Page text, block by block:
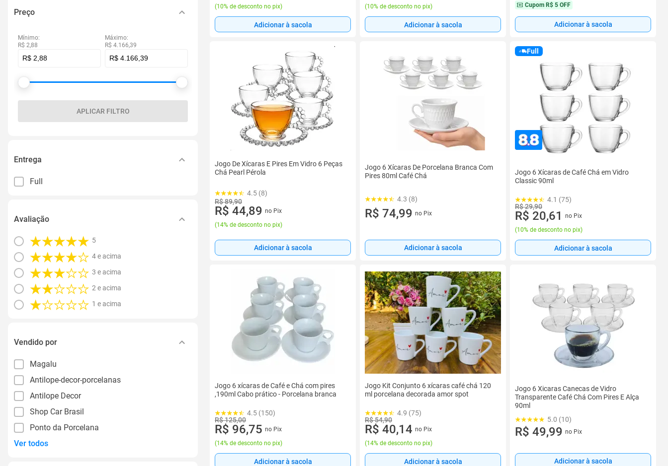
Preço
Mínimo:
R$ 2,88
Máximo:
R$ 4.166,39
APLICAR FILTRO
Entrega
Full
Avaliação
5
4 e acima
3 e acima
2 e acima
1 e acima
Vendido por
Magalu
Antilope-decor-porcelanas
Antilope Decor
Shop Car Brasil
Ponto da Porcelana
Ver todos
(10% de desconto no pix)
Adicionar à sacola
(10% de desconto no pix)
Adicionar à sacola
Cupom R$ 5 OFF
Adicionar à sacola
Jogo De Xícaras E Pires Em Vidro 6 Peças
Chá Pearl Pérola
4.5 (8)
R$ 89,90
R$ 44,89 no Pix
(14% de desconto no pix)
Adicionar à sacola
Jogo 6 Xícaras De Porcelana Branca Com
Pires 80ml Café Chá
4.3 (8)
R$ 74,99 no Pix
Adicionar à sacola
Full
Jogo 6 Xícaras de Café Chá em Vidro
Classic 90ml
4.1 (75)
R$ 29,90
R$ 20,61
no Pix
(10% de desconto no pix)
Adicionar à sacola
Jogo 6 xícaras de Café e Chá com pires
,190ml Cabo prático - Porcelana branca
4.5 (150)
R$ 125,00
R$ 96,75 no Pix
(14% de desconto no pix)
Adicionar à sacola
Jogo Kit Conjunto 6 xícaras café chá 120
ml porcelana decorada amor spot
4.9 (75)
R$ 54,90
R$ 40,14 no Pix
(14% de desconto no pix)
Adicionar à sacola
Jogo 6 Xicaras Canecas de Vidro
Transparente Café Chá Com Pires E Alça
90ml
5.0 (10)
R$ 49,99 no Pix
Adicionar à sacola